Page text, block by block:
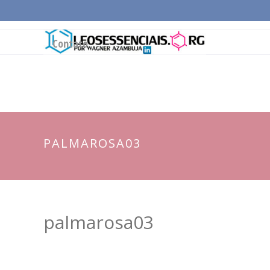
Contato
PALMAROSA03
palmarosa03